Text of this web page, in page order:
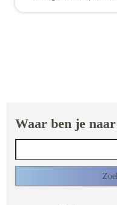
Dit
Waar ben je